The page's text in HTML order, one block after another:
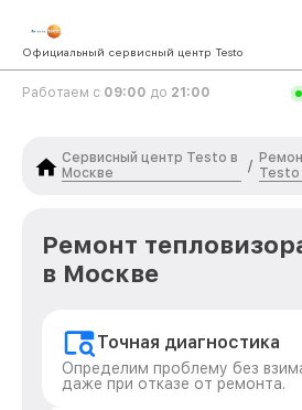
Официальный сервисный центр Testo
Работаем с 09:00 до 21:00
Сервисный центр Testo в
Москве
/ Testo
Ремонт
в Москве
Точная диагностика
Определим проблему без
даже при отказе от ремонта.